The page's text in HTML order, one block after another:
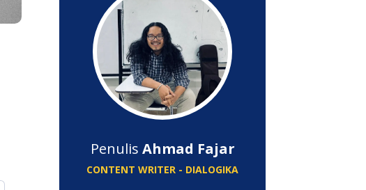
Penulis Ahmad Fajar
CONTENT WRITER - DIALOGIKA